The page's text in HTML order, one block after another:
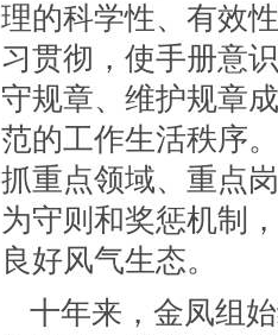
理的科学性、有效
习贯彻，使手册意
守规章、维护规章
范的工作生活秩序
抓重点领域、重点
为守则和奖惩机制
良好风气生态。
十年来，金凤组